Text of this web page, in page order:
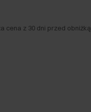
cena z 30 dni przed obniżką